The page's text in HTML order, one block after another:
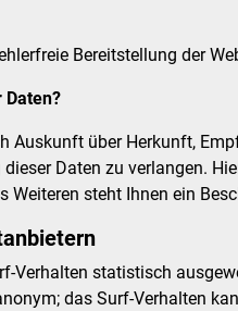
Bereitstellung der
Daten?
Auskunft über Herkunft,
Daten zu verlangen.
Weiteren steht Ihnen ein
Verhalten statistisch
das Surf-Verhalten